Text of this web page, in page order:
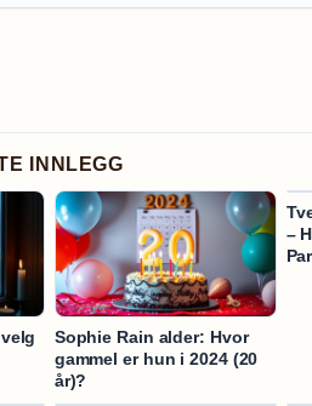
INNLEGG
Sophie Rain alder: Hvor
gammel er hun i 2024 (20
år)?
–